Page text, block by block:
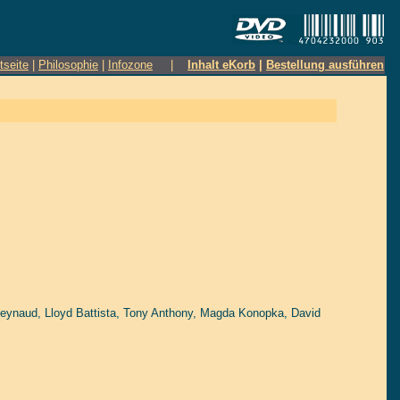
Philosophie Infozone Inhalt eKorb Bestellung ausführen
, Lloyd Battista, Tony Anthony, Magda Konopka, David